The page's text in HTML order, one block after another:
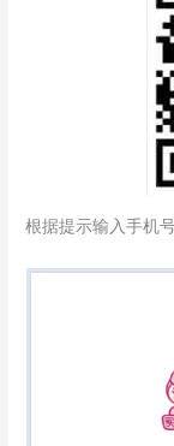
根据提示输入手机